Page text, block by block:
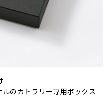
のカトラリー専用ボックス